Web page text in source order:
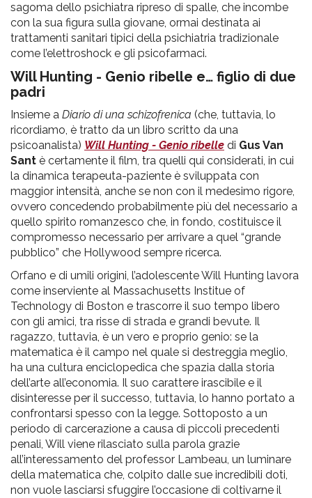
sagoma dello psichiatra ripreso di spalle, che incombe
con la sua figura sulla giovane, ormai destinata ai
trattamenti sanitari tipici della psichiatria tradizionale
come l’elettroshock e gli psicofarmaci.
Will Hunting - Genio ribelle e… figlio di due
padri
Insieme a Diario di una schizofrenica (che, tuttavia, lo
ricordiamo, è tratto da un libro scritto da una
psicoanalista) Will Hunting - Genio ribelle di Gus Van
Sant è certamente il film, tra quelli qui considerati, in cui
la dinamica terapeuta-paziente è sviluppata con
maggior intensità, anche se non con il medesimo rigore,
ovvero concedendo probabilmente più del necessario a
quello spirito romanzesco che, in fondo, costituisce il
compromesso necessario per arrivare a quel “grande
pubblico” che Hollywood sempre ricerca.
Orfano e di umili origini, l’adolescente Will Hunting lavora
come inserviente al Massachusetts Institue of
Technology di Boston e trascorre il suo tempo libero
con gli amici, tra risse di strada e grandi bevute. Il
ragazzo, tuttavia, è un vero e proprio genio: se la
matematica è il campo nel quale si destreggia meglio,
ha una cultura enciclopedica che spazia dalla storia
dell’arte all’economia. Il suo carattere irascibile e il
disinteresse per il successo, tuttavia, lo hanno portato a
confrontarsi spesso con la legge. Sottoposto a un
periodo di carcerazione a causa di piccoli precedenti
penali, Will viene rilasciato sulla parola grazie
all’interessamento del professor Lambeau, un luminare
della matematica che, colpito dalle sue incredibili doti,
non vuole lasciarsi sfuggire l’occasione di coltivarne il